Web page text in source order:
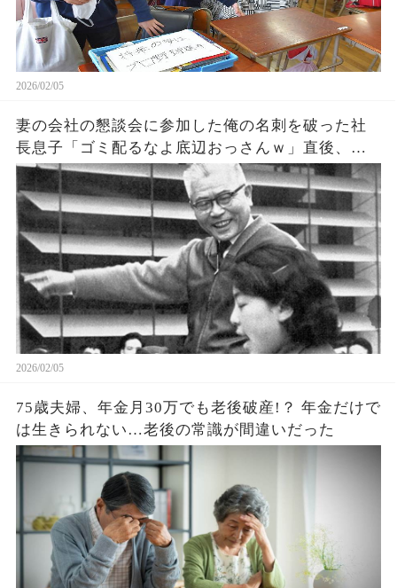
2026/02/05
妻の会社の懇談会に参加した俺の名刺を破った社
長息子「ゴミ配るなよ底辺おっさんｗ」直後、妻
「どう？」俺「コイツかｗお前と親父クビ決定
だ！」御曹司「え？」衝撃の展開となり…
2026/02/05
75歳夫婦、年金月30万でも老後破産!？ 年金だけで
は生きられない…老後の常識が間違いだった